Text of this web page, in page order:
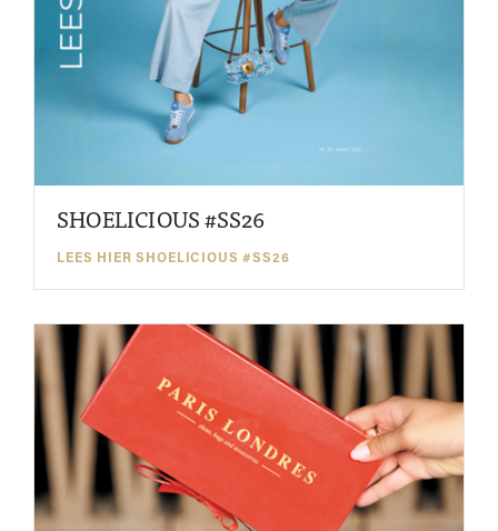
SHOELICIOUS #SS26
LEES HIER SHOELICIOUS #SS26